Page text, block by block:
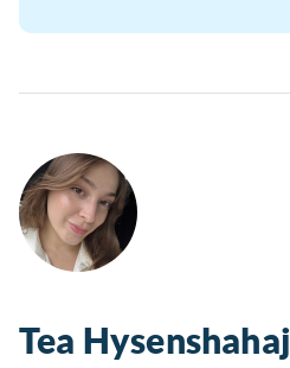
Tea Hysenshahaj